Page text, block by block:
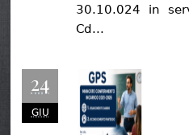
30.10.024 in
Cd...
24
GIU